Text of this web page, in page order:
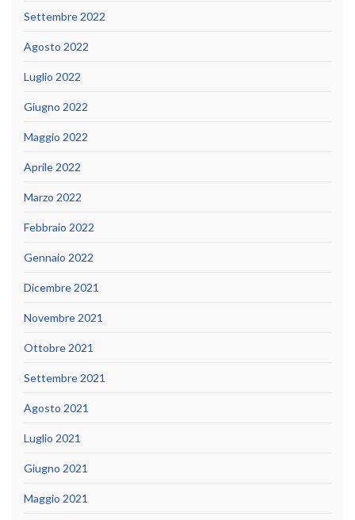
Settembre 2022
Agosto 2022
Luglio 2022
Giugno 2022
Maggio 2022
Aprile 2022
Marzo 2022
Febbraio 2022
Gennaio 2022
Dicembre 2021
Novembre 2021
Ottobre 2021
Settembre 2021
Agosto 2021
Luglio 2021
Giugno 2021
Maggio 2021